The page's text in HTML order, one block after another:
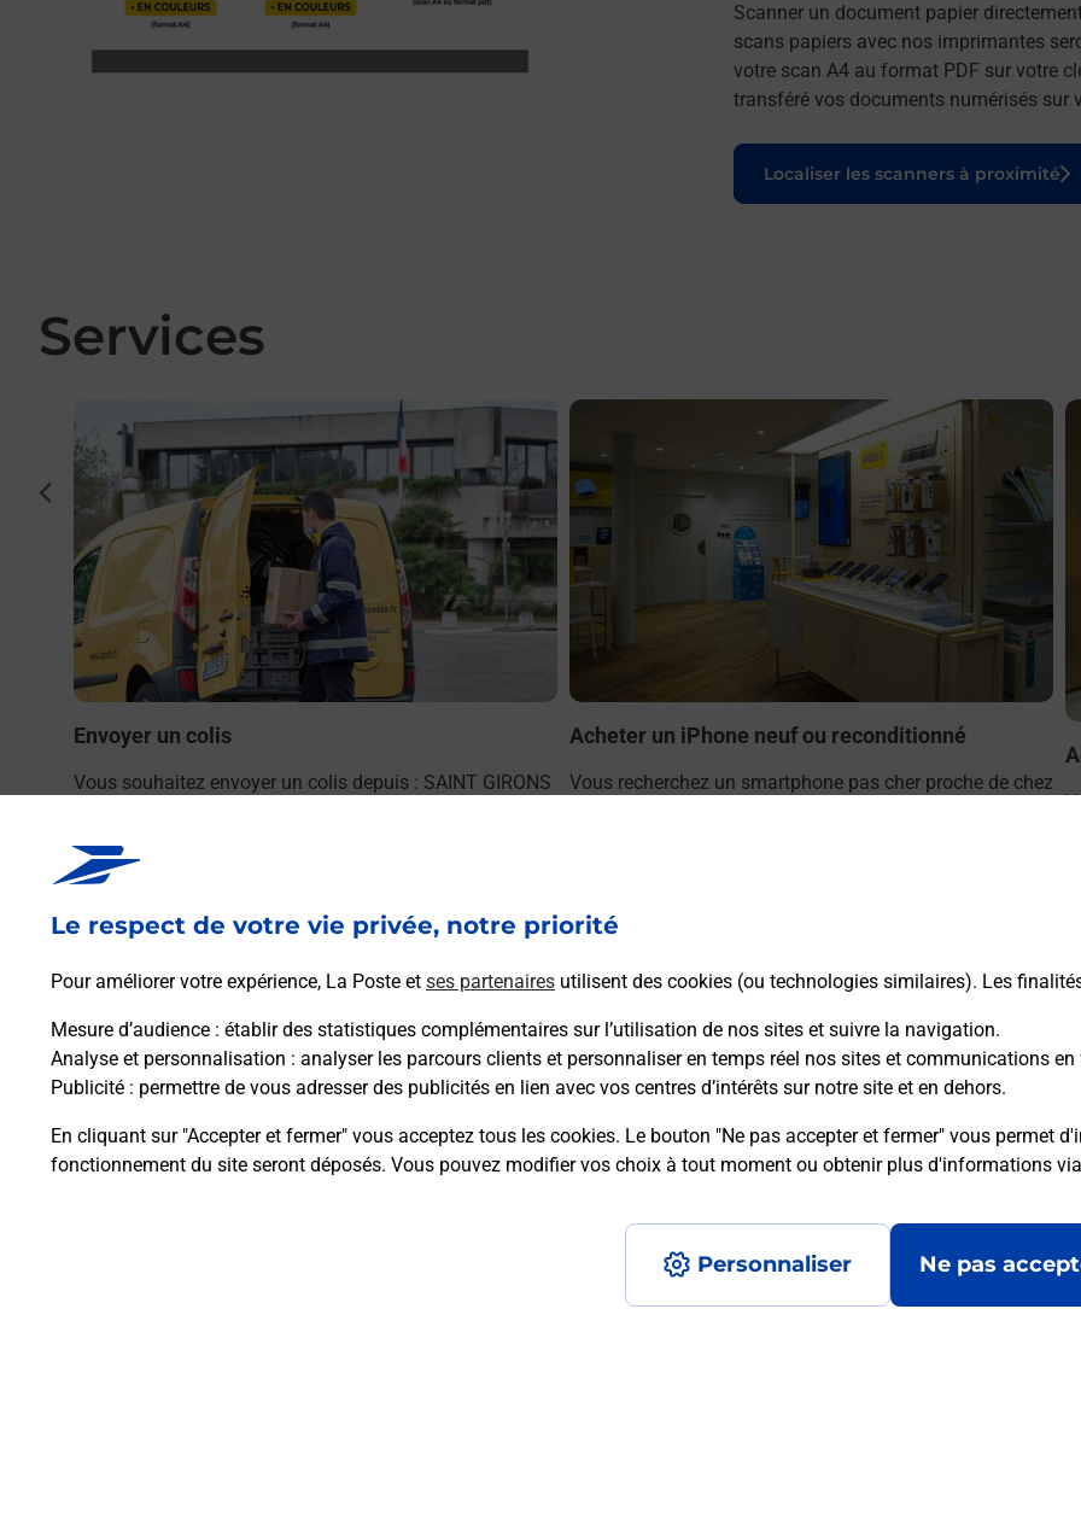
Le respect de votre vie privée, notre priorité
Pour améliorer votre expérience, La Poste et ses partenaires utilisent des cookies (ou technologies similaires). Les
Mesure d’audience : établir des statistiques complémentaires sur l’utilisation de nos sites et suivre la navigation.
Analyse et personnalisation : analyser les parcours clients et personnaliser en temps réel nos sites et communications
Publicité : permettre de vous adresser des publicités en lien avec vos centres d’intérêts sur notre site et en dehors.
En cliquant sur "Accepter et fermer" vous acceptez tous les cookies. Le bouton "Ne pas accepter et fermer" vous permet
fonctionnement du site seront déposés. Vous pouvez modifier vos choix à tout moment ou obtenir plus d'informations via
Personnaliser Ne pas
Scanner un document papier
scans papiers avec nos imprimantes
votre scan A4 au format PDF sur votre
transféré vos documents numérisés sur
Localiser les scanners à proximité
Le lien s'ouvre dans un nouvel onglet
Services
Envoyer un colis
Vous souhaitez envoyer un colis depuis : SAINT GIRONS
En savoir plus
Acheter un iPhone neuf ou reconditionné
Vous recherchez un smartphone pas cher proche de chez
Questions fréquemment posées
Où faire des numérisations à proximité ?